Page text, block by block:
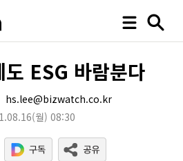
ESG 바람분다
hs.lee@bizwatch.co.kr
(월) 08:30